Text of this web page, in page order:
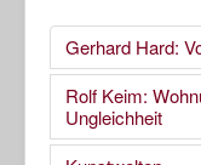
Gerhard Hard:
Rolf Keim:
Ungleichheit